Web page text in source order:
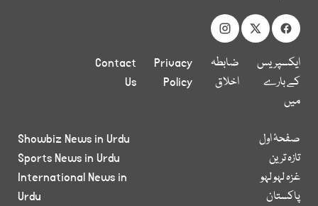
ایکسپریس
کے بارے
میں
ضابطہ
اخلاق
Privacy
Policy
Contact
Us
صفحۂ اول
تازہ ترین
غزہ لہو لہو
پاکستان
Showbiz News in Urdu
Sports News in Urdu
International News in
Urdu